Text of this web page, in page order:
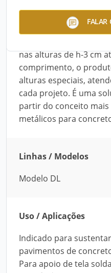
FALAR
O Espaçador DL é
soldadas em
nas alturas de h-3 cm
comprimento, o
alturas especiais,
cada projeto. É uma
partir do conceito mais
metálicos para
Linhas / Modelos
Modelo DL
Uso / Aplicações
Indicado para
pavimentos de
Para apoio de tela